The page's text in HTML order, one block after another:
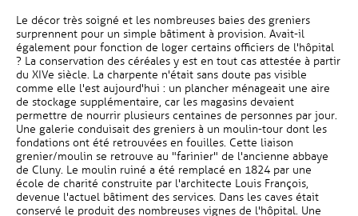
Le décor très soigné et les nombreuses baies des greniers
surprennent pour un simple bâtiment à provision. Avait-il
également pour fonction de loger certains officiers de l'hôpital
? La conservation des céréales y est en tout cas attestée à partir
du XIVe siècle. La charpente n'était sans doute pas visible
comme elle l'est aujourd'hui : un plancher ménageait une aire
de stockage supplémentaire, car les magasins devaient
permettre de nourrir plusieurs centaines de personnes par jour.
Une galerie conduisait des greniers à un moulin-tour dont les
fondations ont été retrouvées en fouilles. Cette liaison
grenier/moulin se retrouve au "farinier" de l'ancienne abbaye
de Cluny. Le moulin ruiné a été remplacé en 1824 par une
école de charité construite par l'architecte Louis François,
devenue l'actuel bâtiment des services. Dans les caves était
conservé le produit des nombreuses vignes de l'hôpital. Une